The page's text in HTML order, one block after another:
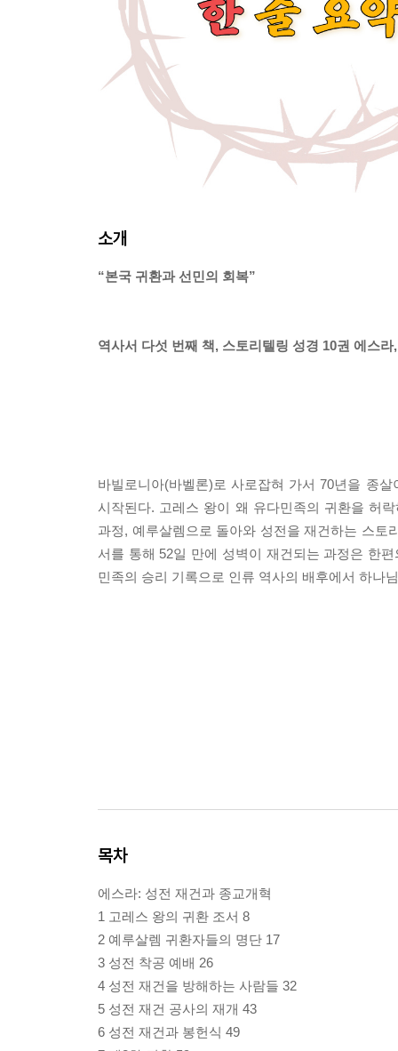
소개
“본국 귀환과 선민의 회복”
역사서 다섯 번째 책, 스토리텔링 성경 10권 에스
바빌로니아(바벨론)로 사로잡혀 가서 70년을 종
시작된다. 고레스 왕이 왜 유다민족의 귀환을 허
과정, 예루살렘으로 돌아와 성전을 재건하는 스토
서를 통해 52일 만에 성벽이 재건되는 과정은 한
민족의 승리 기록으로 인류 역사의 배후에서 하나
목차
에스라: 성전 재건과 종교개혁
1 고레스 왕의 귀환 조서 8
2 예루살렘 귀환자들의 명단 17
3 성전 착공 예배 26
4 성전 재건을 방해하는 사람들 32
5 성전 재건 공사의 재개 43
6 성전 재건과 봉헌식 49